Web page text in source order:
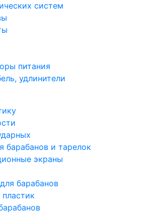
систем
питания
удлинители
барабанов и тарелок
экраны
барабанов